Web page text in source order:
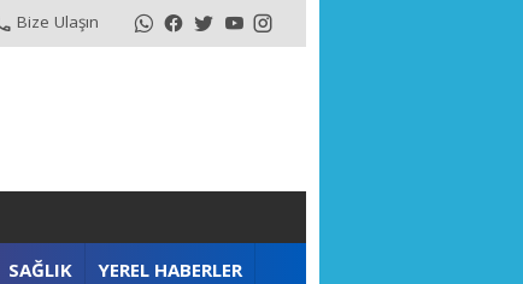
Bize Ulaşın
SAĞLIK YEREL HABERLER